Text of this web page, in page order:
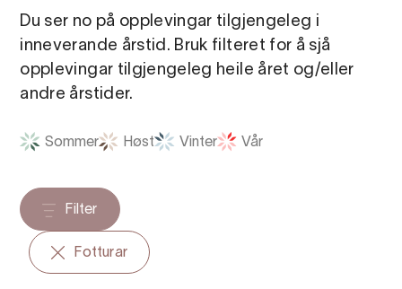
Du ser no på opplevingar tilgjengeleg i
inneverande årstid. Bruk filteret for å sjå
opplevingar tilgjengeleg heile året og/eller
andre årstider.
Sommer Høst Vinter Vår
Filter
Fotturar